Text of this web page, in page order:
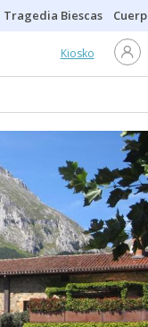
Tragedia Biescas
Kiosko